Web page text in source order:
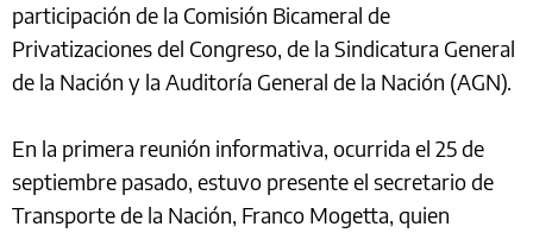
participación de la Comisión Bicameral de
Privatizaciones del Congreso, de la Sindicatura General
de la Nación y la Auditoría General de la Nación (AGN).
En la primera reunión informativa, ocurrida el 25 de
septiembre pasado, estuvo presente el secretario de
Transporte de la Nación, Franco Mogetta, quien